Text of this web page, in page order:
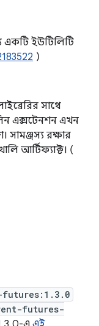
একটি ইউটিলিটি
)
সাথে
এক্সটেনশন এখন
সামঞ্জস্য রক্ষার
আর্টিফ্যাক্ট। (
futures:1.3.0
futures-